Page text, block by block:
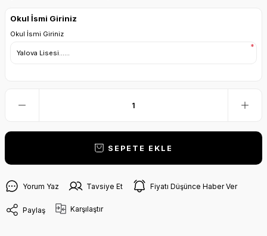
Okul İsmi Giriniz
Okul İsmi Giriniz
*
SEPETE EKLE
Yorum Yaz Tavsiye Et Fiyatı Düşünce Haber Ver
Paylaş Karşılaştır